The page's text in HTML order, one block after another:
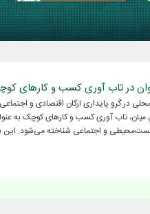
در تاب آوری کسب و کارهای
در گرو پایداری ارکان اقتصادی و
میان، تاب آوری کسب و کارهای کوچک به
و اجتماعی شناخته می‌شود. این